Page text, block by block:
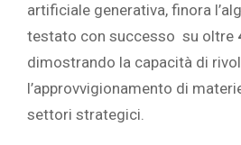
artificiale generativa, finora
testato con successo su oltre
dimostrando la capacità di
l’approvvigionamento di
settori strategici.